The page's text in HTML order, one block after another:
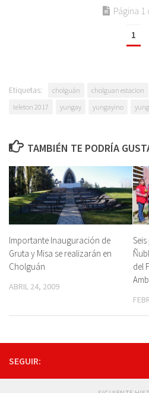
Página 1
1
Etiquetas: cholguán cholguan estacion
teleton 2017
yungay yungayino
TAMBIÉN TE PODRÍA
Importante Inauguración de
Gruta y Misa se realizarán en
Cholguán
ABRIL 24, 2009
del
SEGUIR: